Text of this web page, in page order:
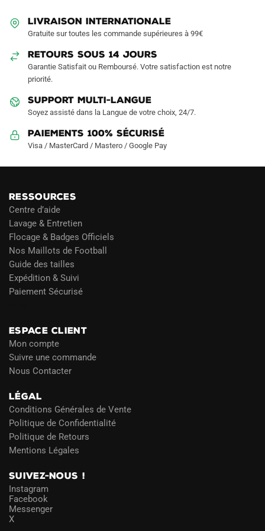
choisies
la
page
produit
page
LIVRAISON INTERNATIONALE
Gratuite sur toutes les commande supérieures à 99€
RETOURS SOUS 14 JOURS
Garantie Satisfait ou Remboursé. Votre satisfaction est notre
priorité.
SUPPORT MULTI-LANGUE
Soyez assisté dans la Langue de votre choix, 24/7.
Paiements 100% Sécurisé
Visa / MasterCard / Mastero / Google Pay
RESSOURCES
Centre d’aide
Lavage & Entretien
Flocage & Badges Officiels
Nos Maillots de Football
Guide des tailles
Expédition & Suivi
Paiement Sécurisé
ESPACE CLIENT
Mon compte
Suivre une commande
Nous Contacter
LÉGAL
Conditions Générales de Vente
Politique de Confidentialité
Politique de Retours
Mentions Légales
SUIVEZ-NOUS !
Instagram
Facebook
Messenger
X